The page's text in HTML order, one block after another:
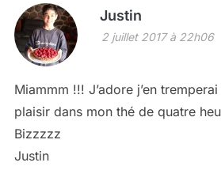
Justin
2 juillet 2017 à 22h06
Miammm !!! J’adore j’en
plaisir dans mon thé de quatre
Bizzzzz
Justin